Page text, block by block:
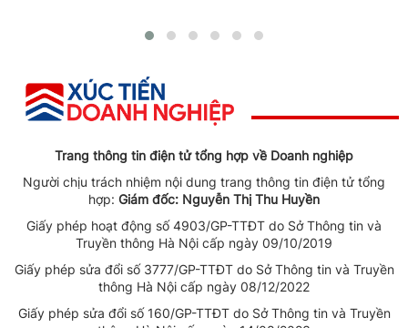
Trang thông tin điện tử tổng hợp về Doanh nghiệp
Người chịu trách nhiệm nội dung trang thông tin điện tử tổng
hợp: Giám đốc: Nguyễn Thị Thu Huyền
Giấy phép hoạt động số 4903/GP-TTĐT do Sở Thông tin và
Truyền thông Hà Nội cấp ngày 09/10/2019
Giấy phép sửa đổi số 3777/GP-TTĐT do Sở Thông tin và Truyền
thông Hà Nội cấp ngày 08/12/2022
Giấy phép sửa đổi số 160/GP-TTĐT do Sở Thông tin và Truyền